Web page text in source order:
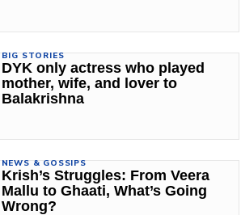
BIG STORIES
DYK only actress who played
mother, wife, and lover to
Balakrishna
NEWS & GOSSIPS
Krish’s Struggles: From Veera
Mallu to Ghaati, What’s Going
Wrong?